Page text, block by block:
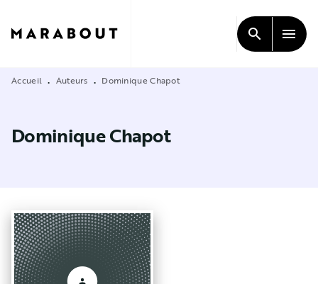
CONTENU
search menu
Accueil • Auteurs • Dominique Chapot
Dominique Chapot